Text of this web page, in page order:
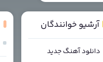
آرشیو خوانندگان
دانلود آهنگ جدید